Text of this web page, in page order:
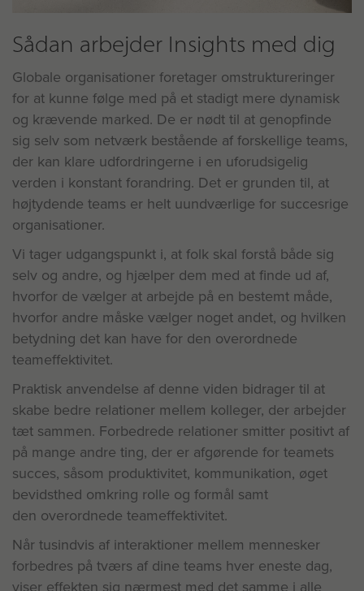
Sådan arbejder Insights med dig
Globale organisationer foretager omstruktureringer
for at kunne følge med på et stadigt mere dynamisk
og krævende marked. De er nødt til at genopfinde
sig selv som netværk bestående af forskellige teams,
der kan klare udfordringerne i en uforudsigelig
verden i konstant forandring. Det er grunden til, at
højtydende teams er helt uundværlige for succesrige
organisationer.
Vi tager udgangspunkt i, at folk skal forstå både sig
selv og andre, og hjælper dem med at finde ud af,
hvorfor de vælger at arbejde på en bestemt måde,
hvorfor andre måske vælger noget andet, og hvilken
betydning det kan have for den overordnede
teameffektivitet.
Praktisk anvendelse af denne viden bidrager til at
skabe bedre relationer mellem kolleger, der arbejder
tæt sammen. Forbedrede relationer smitter positivt af
på mange andre ting, der er afgørende for teamets
succes, såsom produktivitet, kommunikation, øget
bevidsthed omkring rolle og formål samt
den overordnede teameffektivitet.
Når tusindvis af interaktioner mellem mennesker
forbedres på tværs af dine teams hver eneste dag,
viser effekten sig nærmest med det samme i alle